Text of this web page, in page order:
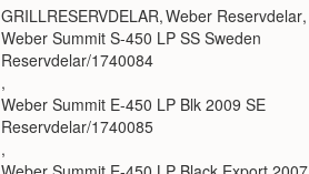
GRILLRESERVDELAR,Weber Reservdelar,
Weber Summit S-450 LP SS Sweden
Reservdelar/1740084
,
Weber Summit E-450 LP Blk 2009 SE
Reservdelar/1740085
,